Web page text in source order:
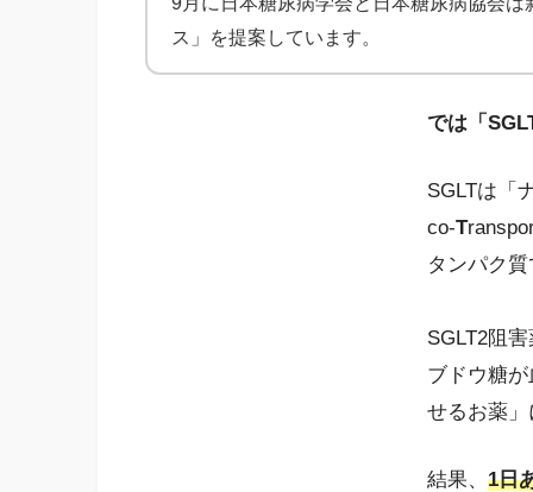
ス」を提案しています。
では「
SGLTは「
co-T
タンパク
SGLT2阻
ブドウ糖
せるお薬
結果、1日